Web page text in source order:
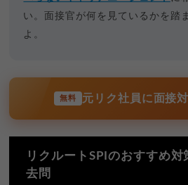
い。面接官が何を見ているかを踏
よ。
無料 元リク社員に面接
リクルートSPIのおすすめ対
去問